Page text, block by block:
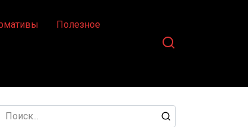
Полезное
Search